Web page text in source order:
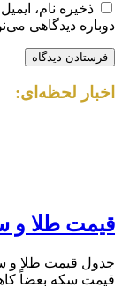
ذخیره نام،
دوباره دیدگاهی
اخبار لحظه‌ای:
قیمت طلا و سکه
جدول قیمت طلا و
قیمت سکه بعضاً